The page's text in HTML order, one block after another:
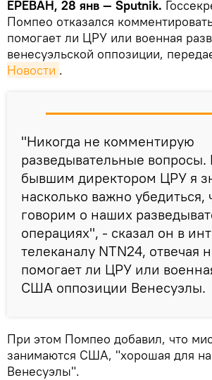
ЕРЕВАН, 28 янв — Sputnik.
Помпео отказался
помогает ли ЦРУ или военная
венесуэльской оппозиции,
Новости .
"Никогда не комментирую
разведывательные вопросы.
бывшим директором ЦРУ я
насколько важно убедиться,
говорим о наших
операциях", - сказал он в
телеканалу NTN24, отвечая
помогает ли ЦРУ или
США оппозиции Венесуэлы.
При этом Помпео добавил, что
занимаются США, "хорошая для
Венесуэлы".